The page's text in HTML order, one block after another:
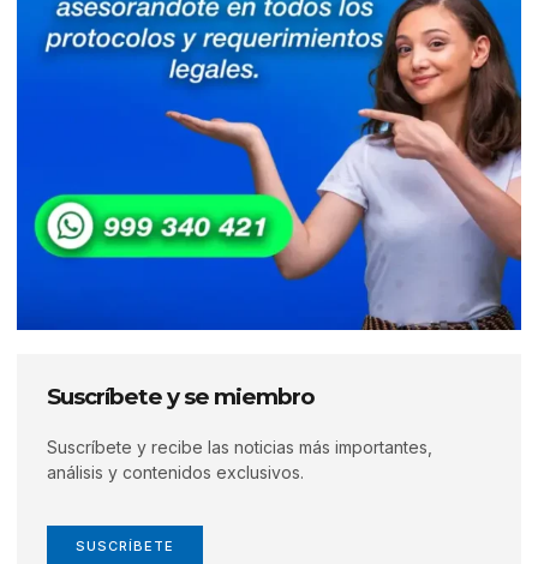
Suscríbete y se miembro
Suscríbete y recibe las noticias más importantes,
análisis y contenidos exclusivos.
SUSCRÍBETE